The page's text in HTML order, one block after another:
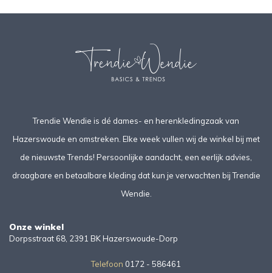
Trendie Wendie is dé dames- en herenkledingzaak van
Hazerswoude en omstreken. Elke week vullen wij de winkel bij met
de nieuwste Trends! Persoonlijke aandacht, een eerlijk advies,
draagbare en betaalbare kleding dat kun je verwachten bij Trendie
Wendie.
Onze winkel
Dorpsstraat 68, 2391 BK Hazerswoude-Dorp
Telefoon 0172 - 586461